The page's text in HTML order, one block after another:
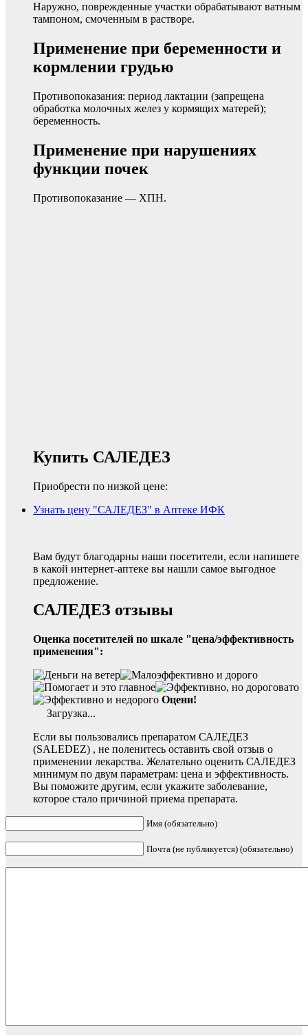
Наружно, поврежденные участки обрабатывают ватным
тампоном, смоченным в растворе.
Применение при беременности и
кормлении грудью
Противопоказания: период лактации (запрещена
обработка молочных желез у кормящих матерей);
беременность.
Применение при нарушениях
функции почек
Противопоказание — ХПН.
Купить САЛЕДЕЗ
Приобрести по низкой цене:
Узнать цену "САЛЕДЕЗ" в Аптеке ИФК
Вам будут благодарны наши посетители, если напишете
в какой интернет-аптеке вы нашли самое выгодное
предложение.
САЛЕДЕЗ отзывы
Оценка посетителей по шкале "цена/эффективность
применения":
Оцени!
Загрузка...
Если вы пользовались препаратом САЛЕДЕЗ
(SALEDEZ) , не поленитесь оставить свой отзыв о
применении лекарства. Желательно оценить САЛЕДЕЗ
минимум по двум параметрам: цена и эффективность.
Вы поможите другим, если укажите заболевание,
которое стало причиной приема препарата.
Имя (обязательно)
Почта (не публикуется) (обязательно)